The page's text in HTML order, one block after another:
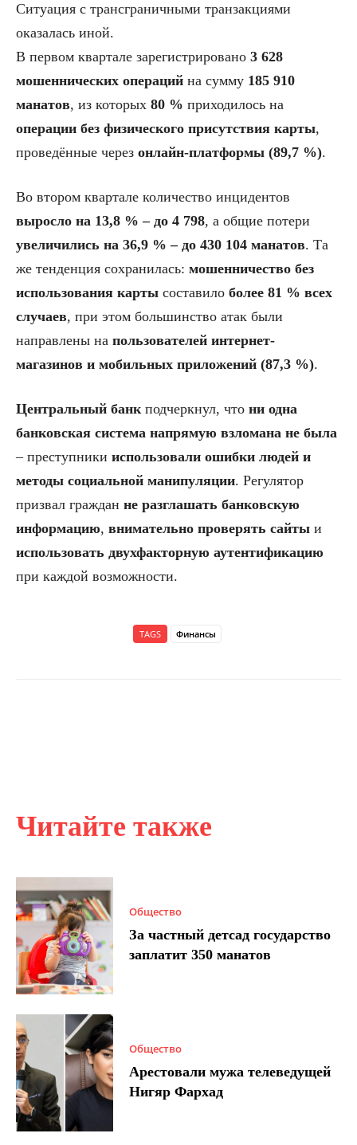
Читайте также
Общество
За частный детсад государство
заплатит 350 манатов
Общество
Арестовали мужа телеведущей
Нигяр Фархад
Ситуация с трансграничными транзакциями
оказалась иной.
В первом квартале зарегистрировано 3 628
мошеннических операций на сумму 185 910
манатов, из которых 80 % приходилось на
операции без физического присутствия карты,
проведённые через онлайн-платформы (89,7 %).
Во втором квартале количество инцидентов
выросло на 13,8 % – до 4 798, а общие потери
увеличились на 36,9 % – до 430 104 манатов. Та
же тенденция сохранилась: мошенничество без
использования карты составило более 81 % всех
случаев, при этом большинство атак были
направлены на пользователей интернет-
магазинов и мобильных приложений (87,3 %).
Центральный банкподчеркнул, что ни одна
банковская система напрямую взломана не была
– преступники использовали ошибки людей и
методы социальной манипуляции. Регулятор
призвал граждан не разглашать банковскую
информацию, внимательно проверять сайты и
использовать двухфакторную аутентификацию
при каждой возможности.
TAGS Финансы